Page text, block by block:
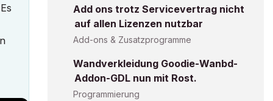
Add ons trotz Servicevertrag nicht
auf allen Lizenzen nutzbar
Add-ons & Zusatzprogramme
Wandverkleidung Goodie-Wanbd-
Addon-GDL nun mit Rost.
Programmierung